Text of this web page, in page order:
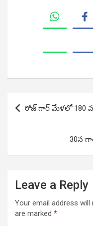
Post
navigation
రోజ్ గార్ మేళలో 180
30న
Leave a Reply
Your email address will
are marked *